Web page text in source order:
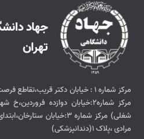
جهاد
تهران
شغلی) مرکز شماره 3:خیابان
مرادی ،پلاک 1(دندانپزشکی)